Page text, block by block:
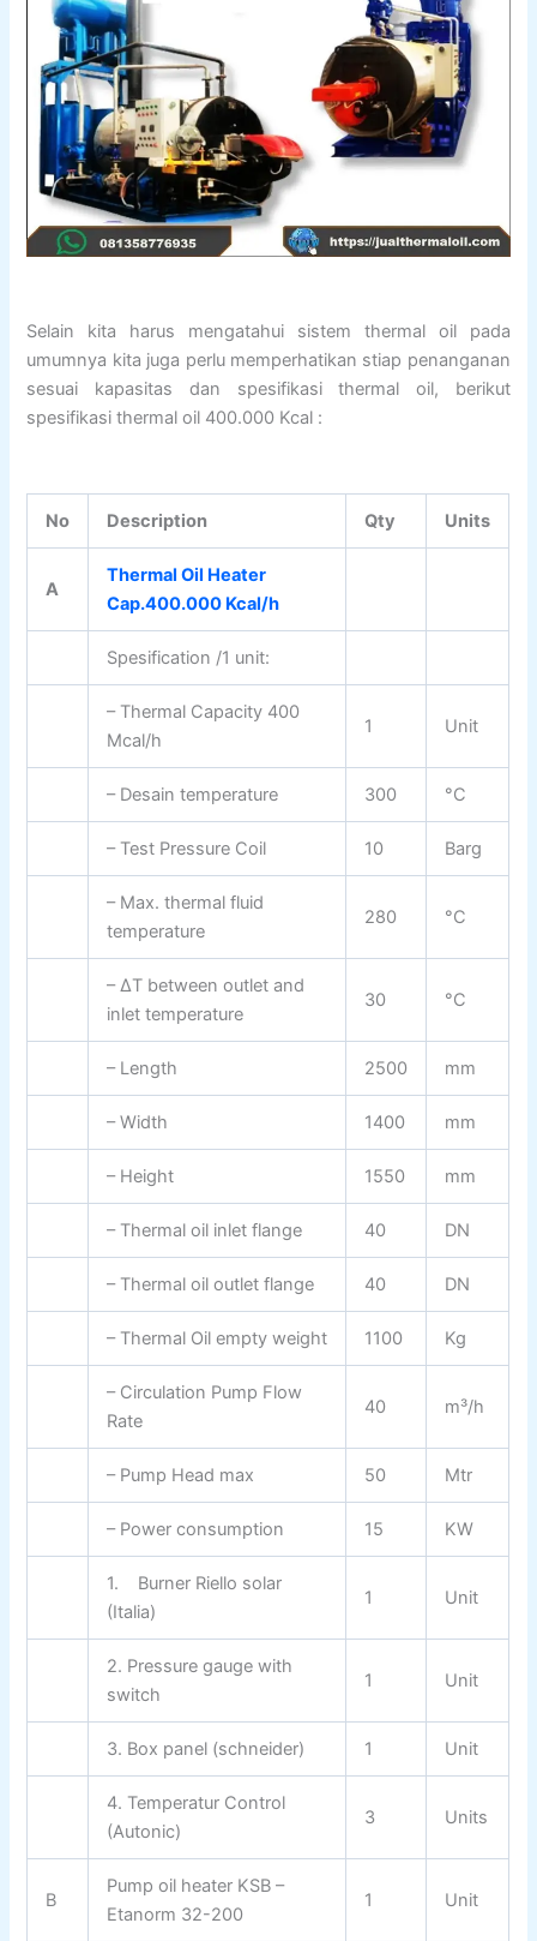
Selain kita harus mengatahui sistem thermal oil pada
umumnya kita juga perlu memperhatikan stiap penanganan
sesuai kapasitas dan spesifikasi thermal oil, berikut
spesifikasi thermal oil 400.000 Kcal :
No Description Qty Units
A
Thermal Oil Heater
Cap.400.000 Kcal/h
Spesification /1 unit:
– Thermal Capacity 400
Mcal/h
1 Unit
– Desain temperature 300 °C
– Test Pressure Coil 10 Barg
– Max. thermal fluid
temperature
280 °C
– ΔΤ between outlet and
inlet temperature
30 °C
– Length 2500 mm
– Width 1400 mm
– Height 1550 mm
– Thermal oil inlet flange 40 DN
– Thermal oil outlet flange 40 DN
– Thermal Oil empty weight 1100 Kg
– Circulation Pump Flow
Rate
40 m³/h
– Pump Head max 50 Mtr
– Power consumption 15 KW
1. Burner Riello solar
(Italia)
1 Unit
2. Pressure gauge with
switch
1 Unit
3. Box panel (schneider) 1 Unit
4. Temperatur Control
(Autonic)
3 Units
B
Pump oil heater KSB –
Etanorm 32-200
1 Unit